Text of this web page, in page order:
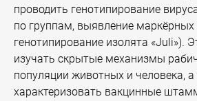
проводить генотипирование
по группам, выявление маркёрных
генотипирование изолята «Juli»).
изучать скрытые механизмы
популяции животных и человека,
характеризовать вакцинные